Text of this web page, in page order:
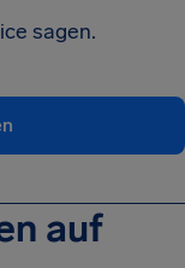
sagen.
auf